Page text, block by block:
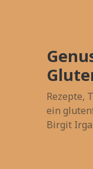
Rezepte,
ein
Birgit